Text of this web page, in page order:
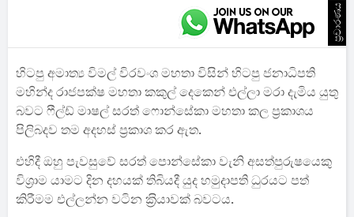
ප්‍රචාරණය
හිටපු අමාත්‍ය විමල් විරවංශ මහතා විසින් හිටපු ජනාධිපති
මහින්ද රාජපක්ෂ මහතා කකුල් දෙකෙන් එල්ලා මරා දැමිය යුතු
බවට ෆීල්ඩ් මාෂල් සරත් ෆොන්සේකා මහතා කල ප්‍රකාශය
පිලිබදව තම අදහස් ප්‍රකාශ කර ඇත.
එහිදී ඔහු පැවසුවේ සරත් පොන්සේකා වැනි අසත්පුරුෂයෙකු
විශ්‍රාම යාමට දින දහයක් තිබියදී යුද හමුදාපති ධුරයට පත්
කිරීමම එල්ලන්න වටින ක‍්‍රියාවක් බවටය.